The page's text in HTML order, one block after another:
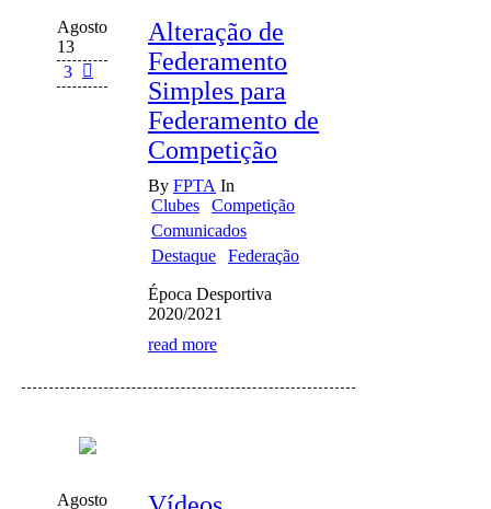
Agosto
13
3
Alteração de
Federamento
Simples para
Federamento de
Competição
By FPTA In
Clubes
Competição
Comunicados
Destaque
Federação
Época Desportiva
2020/2021
read more
Agosto